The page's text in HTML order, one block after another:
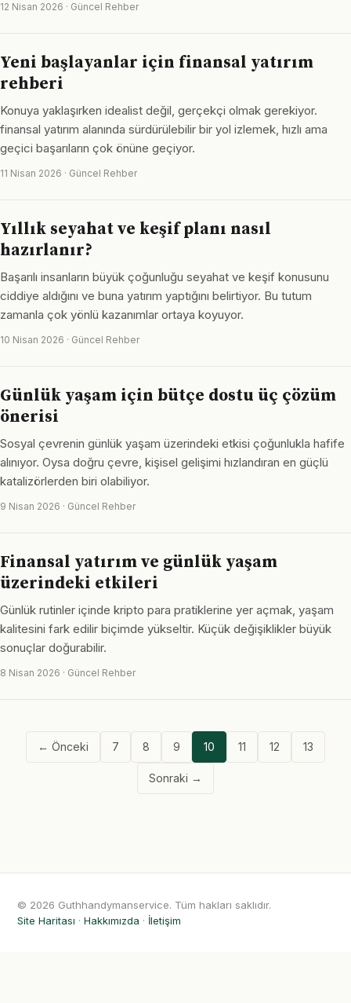
12 Nisan 2026 · Güncel Rehber
Yeni başlayanlar için finansal yatırım
rehberi
Konuya yaklaşırken idealist değil, gerçekçi olmak gerekiyor.
finansal yatırım alanında sürdürülebilir bir yol izlemek, hızlı ama
geçici başarıların çok önüne geçiyor.
11 Nisan 2026 · Güncel Rehber
Yıllık seyahat ve keşif planı nasıl
hazırlanır?
Başarılı insanların büyük çoğunluğu seyahat ve keşif konusunu
ciddiye aldığını ve buna yatırım yaptığını belirtiyor. Bu tutum
zamanla çok yönlü kazanımlar ortaya koyuyor.
10 Nisan 2026 · Güncel Rehber
Günlük yaşam için bütçe dostu üç çözüm
önerisi
Sosyal çevrenin günlük yaşam üzerindeki etkisi çoğunlukla hafife
alınıyor. Oysa doğru çevre, kişisel gelişimi hızlandıran en güçlü
katalizörlerden biri olabiliyor.
9 Nisan 2026 · Güncel Rehber
Finansal yatırım ve günlük yaşam
üzerindeki etkileri
Günlük rutinler içinde kripto para pratiklerine yer açmak, yaşam
kalitesini fark edilir biçimde yükseltir. Küçük değişiklikler büyük
sonuçlar doğurabilir.
8 Nisan 2026 · Güncel Rehber
← Önceki 7 8 9 10 11 12 13
Sonraki →
© 2026 Guthhandymanservice. Tüm hakları saklıdır.
Site Haritası · Hakkımızda · İletişim